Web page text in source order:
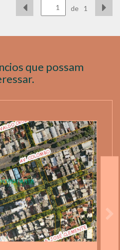
de 1
que possam